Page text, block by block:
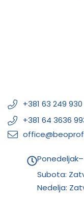
+381 63 249 930
+381 64 3636
Ponedeljak–
Subota:
Nedelja: